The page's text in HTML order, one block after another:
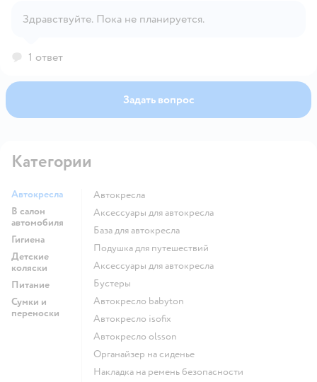
Открыть вопрос
Здравствуйте. Пока не планируется.
1 ответ
Задать вопрос
Категории
Автокресла
В салон
автомобиля
Гигиена
Детские
коляски
Питание
Сумки и
переноски
Автокресла
Аксессуары для автокресла
База для автокресла
Подушка для путешествий
Аксессуары для автокресла
Бустеры
Автокресло babyton
Автокресло isofix
Автокресло olsson
Органайзер на сиденье
Накладка на ремень безопасности